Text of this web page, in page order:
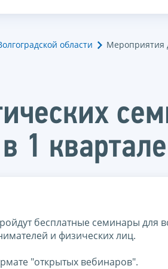
области Мероприятия
1
бесплатные семинары для
и физических лиц.
"открытых вебинаров".